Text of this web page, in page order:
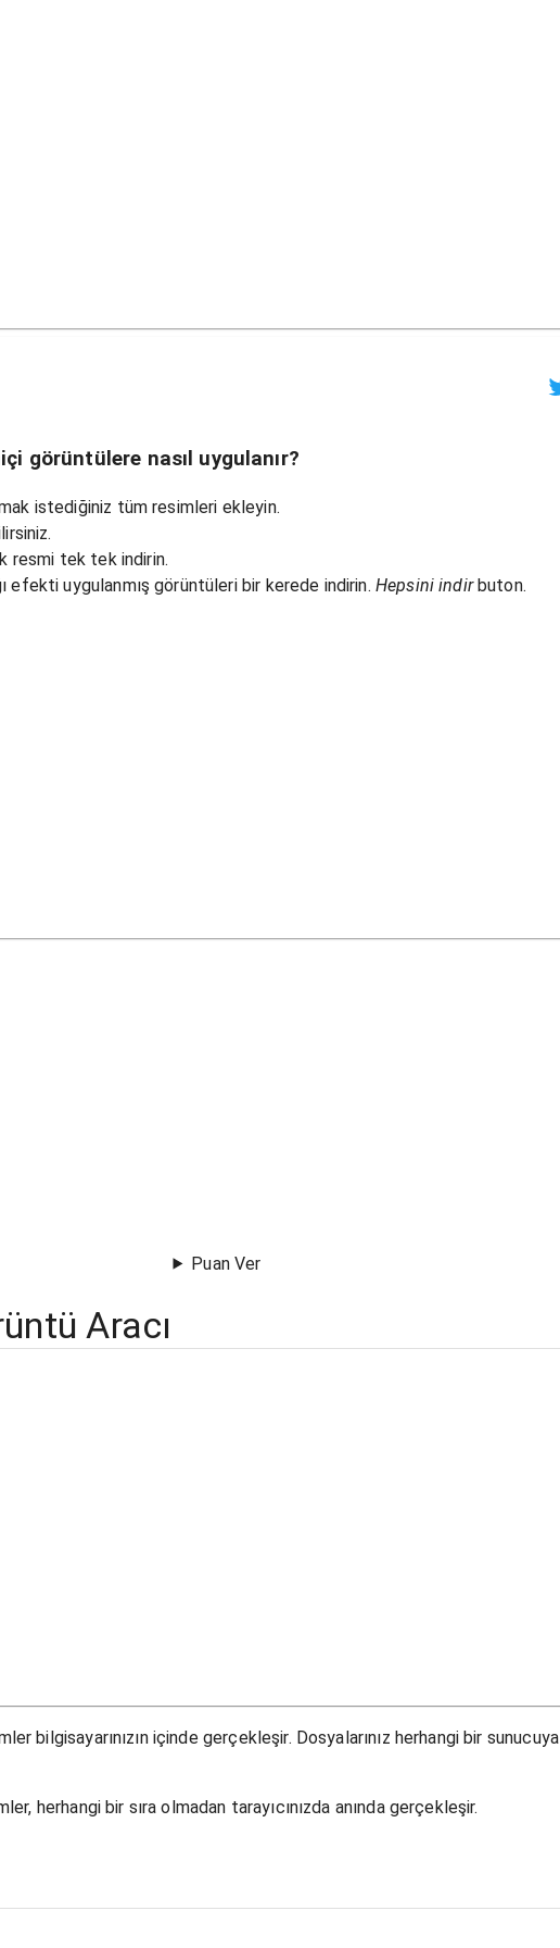
görüntülere nasıl uygulanır?
istediğiniz tüm resimleri ekleyin.
resmi tek tek indirin.
efekti uygulanmış görüntüleri bir kerede indirin. Hepsini indirbuton.
Puan Ver
Aracı
bilgisayarınızın içinde gerçekleşir. Dosyalarınız herhangi bir sunucuya
herhangi bir sıra olmadan tarayıcınızda anında gerçekleşir.